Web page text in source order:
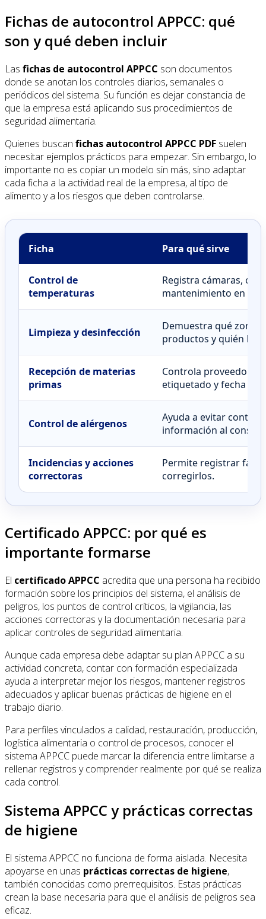
Fichas de autocontrol APPCC: qué
son y qué deben incluir
Las fichas de autocontrol APPCC son documentos
donde se anotan los controles diarios, semanales o
periódicos del sistema. Su función es dejar constancia de
que la empresa está aplicando sus procedimientos de
seguridad alimentaria.
Quienes buscan fichas autocontrol APPCC PDF suelen
necesitar ejemplos prácticos para empezar. Sin embargo, lo
importante no es copiar un modelo sin más, sino adaptar
cada ficha a la actividad real de la empresa, al tipo de
alimento y a los riesgos que deben controlarse.
Ficha Para qué sirve
Control de
temperaturas
Registra cámaras,
mantenimiento en
Limpieza y desinfección
Demuestra qué zonas
productos y quién lo
Recepción de materias
primas
Controla
etiquetado y fecha de
Control de alérgenos
Ayuda a evitar
información al
Incidencias y acciones
correctoras
Permite registrar
corregirlos.
Certificado APPCC: por qué es
importante formarse
El certificado APPCC acredita que una persona ha recibido
formación sobre los principios del sistema, el análisis de
peligros, los puntos de control críticos, la vigilancia, las
acciones correctoras y la documentación necesaria para
aplicar controles de seguridad alimentaria.
Aunque cada empresa debe adaptar su plan APPCC a su
actividad concreta, contar con formación especializada
ayuda a interpretar mejor los riesgos, mantener registros
adecuados y aplicar buenas prácticas de higiene en el
trabajo diario.
Para perfiles vinculados a calidad, restauración, producción,
logística alimentaria o control de procesos, conocer el
sistema APPCC puede marcar la diferencia entre limitarse a
rellenar registros y comprender realmente por qué se realiza
cada control.
Sistema APPCC y prácticas correctas
de higiene
El sistema APPCC no funciona de forma aislada. Necesita
apoyarse en unas prácticas correctas de higiene,
también conocidas como prerrequisitos. Estas prácticas
crean la base necesaria para que el análisis de peligros sea
eficaz.